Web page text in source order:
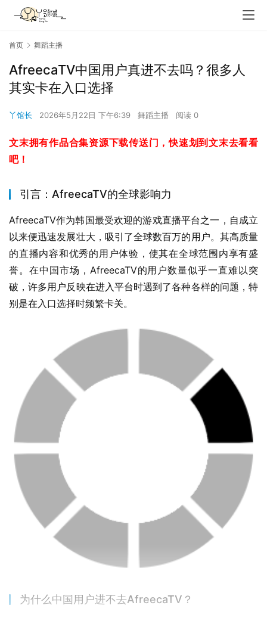
首页 舞蹈主播
AfreecaTV中国用户真进不去吗？很多人
其实卡在入口选择
丫馆长 2026年5月22日 下午6:39 舞蹈主播 阅读 0
文末拥有作品合集资源下载传送门，快速划到文末去看看
吧！
引言：AfreecaTV的全球影响力
AfreecaTV作为韩国最受欢迎的游戏直播平台之一，自成立
以来便迅速发展壮大，吸引了全球数百万的用户。其高质量
的直播内容和优秀的用户体验，使其在全球范围内享有盛
誉。在中国市场，AfreecaTV的用户数量似乎一直难以突
破，许多用户反映在进入平台时遇到了各种各样的问题，特
别是在入口选择时频繁卡关。
为什么中国用户进不去AfreecaTV？